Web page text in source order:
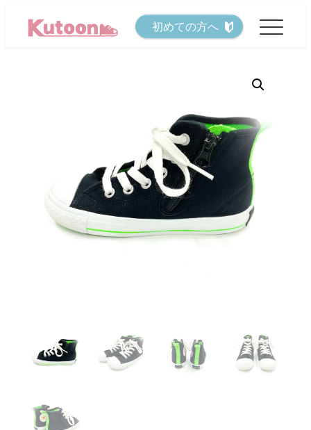
初めての方へ